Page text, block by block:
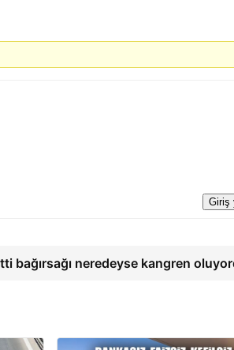
Giriş
bağırsağı neredeyse kangren